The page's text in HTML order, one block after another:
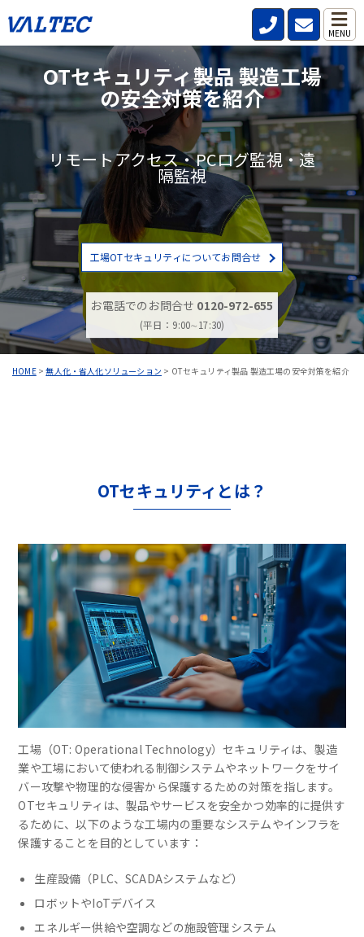
MENU
HOME>無人化・省人化ソリューション > OTセキュリティ製品 製造工場の安全対策を紹介
OTセキュリティ製品 製造工場
の安全対策を紹介
リモートアクセス・PCログ監視・遠
隔監視
工場OTセキュリティについてお問合せ
お電話でのお問合せ 0120-972-655
(平日：9:00∼17:30)
OTセキュリティとは？
工場（OT: Operational Technology）セキュリティは、製造
業や工場において使われる制御システムやネットワークをサイ
バー攻撃や物理的な侵害から保護するための対策を指します。
OTセキュリティは、製品やサービスを安全かつ効率的に提供す
るために、以下のような工場内の重要なシステムやインフラを
保護することを目的としています：
生産設備（PLC、SCADAシステムなど）
ロボットやIoTデバイス
エネルギー供給や空調などの施設管理システム